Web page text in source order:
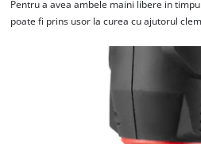
Pentru a avea ambele maini libere in
poate fi prins usor la curea cu ajutorul